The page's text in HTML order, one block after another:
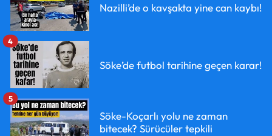
Nazilli’de o kavşakta yine can kaybı!
Söke’de futbol tarihine geçen karar!
4
Söke-Koçarlı yolu ne zaman
bitecek? Sürücüler tepkili
5